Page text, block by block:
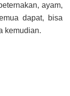
ayam,
dapat, bisa
kemudian.